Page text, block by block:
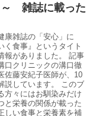
～ 雑誌に載った
康雑誌の「安心」に
く食事』というタイト
報がありました。 記事
口クリニックの溝口徹
佐藤安紀子医師が、10
説しています。 このブ
方々にはお馴染みだけ
と栄養の関係が載った
しい食事と栄養素を補